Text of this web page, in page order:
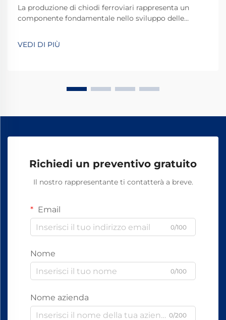
La produzione di chiodi ferroviari rappresenta un
componente fondamentale nello sviluppo delle
rigorosi standard qualitativi volti a garantire la
sicurezza e la durata dei sistemi ferroviari in tutto il
VEDI DI PIÙ
Richiedi un preventivo gratuito
Il nostro rappresentante ti contatterà a breve.
Email
0/100
Nome
0/100
Nome azienda
0/200